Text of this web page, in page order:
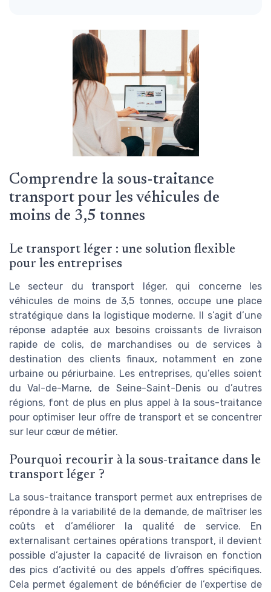
Comprendre la sous-traitance
transport pour les véhicules de
moins de 3,5 tonnes
Le transport léger : une solution flexible
pour les entreprises
Le secteur du transport léger, qui concerne les
véhicules de moins de 3,5 tonnes, occupe une place
stratégique dans la logistique moderne. Il s’agit d’une
réponse adaptée aux besoins croissants de livraison
rapide de colis, de marchandises ou de services à
destination des clients finaux, notamment en zone
urbaine ou périurbaine. Les entreprises, qu’elles soient
du Val-de-Marne, de Seine-Saint-Denis ou d’autres
régions, font de plus en plus appel à la sous-traitance
pour optimiser leur offre de transport et se concentrer
sur leur cœur de métier.
Pourquoi recourir à la sous-traitance dans le
transport léger ?
La sous-traitance transport permet aux entreprises de
répondre à la variabilité de la demande, de maîtriser les
coûts et d’améliorer la qualité de service. En
externalisant certaines opérations transport, il devient
possible d’ajuster la capacité de livraison en fonction
des pics d’activité ou des appels d’offres spécifiques.
Cela permet également de bénéficier de l’expertise de